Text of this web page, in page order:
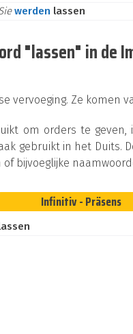
werden lassen
"lassen" in de
vervoeging. Ze komen
om orders te
gebruikt in het Duits.
bijvoeglijke
Infinitiv - Präsens